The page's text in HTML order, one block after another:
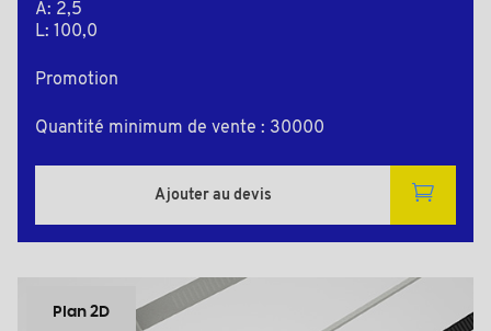
A: 2,5
L: 100,0
Promotion
Quantité minimum de vente : 30000
Ajouter au devis
Plan 2D